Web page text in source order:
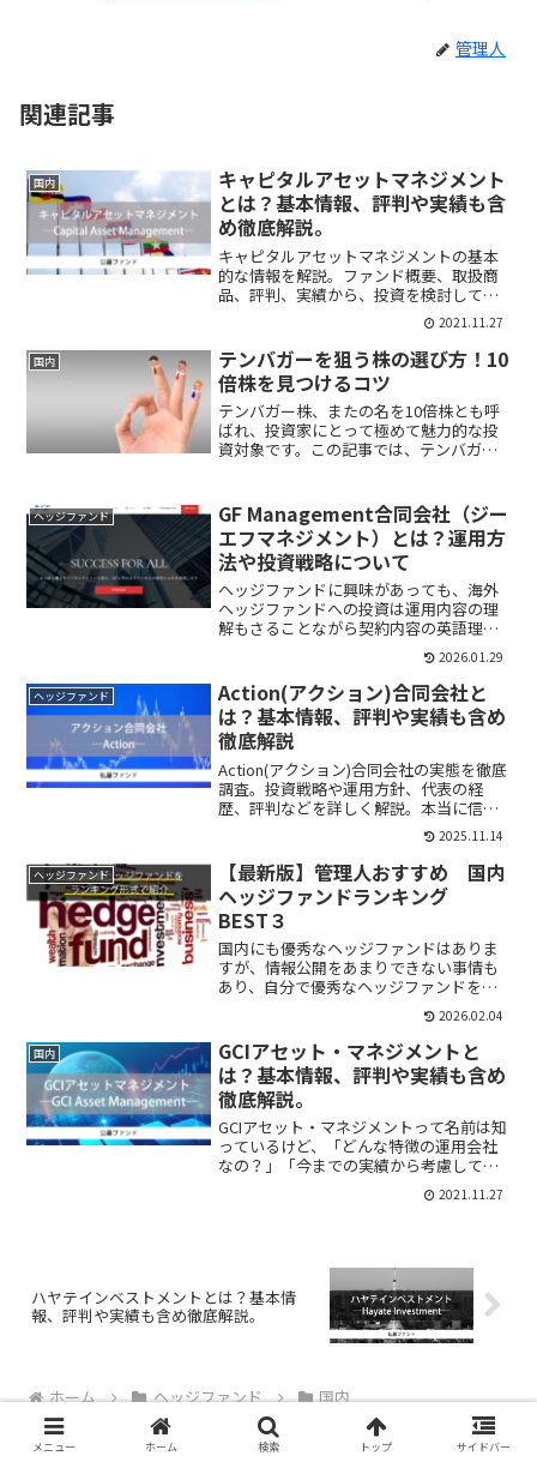
管理人
関連記事
国内
キャピタルアセットマネジメント
とは？基本情報、評判や実績も含
め徹底解説。
キャピタルアセットマネジメントの基本
的な情報を解説。ファンド概要、取扱商
品、評判、実績から、投資を検討してい
る人向けに注意点やどんな人向けのファ
2021.11.27
国内
テンバガーを狙う株の選び方！10
倍株を見つけるコツ
テンバガー株、またの名を10倍株とも呼
ばれ、投資家にとって極めて魅力的な投
資対象です。この記事では、テンバガー
を大きく高める方法を伝授します。
ヘッジファンド
GF Management合同会社（ジー
エフマネジメント）とは？運用方
法や投資戦略について
ヘッジファンドに興味があっても、海外
ヘッジファンドへの投資は運用内容の理
解もさることながら契約内容の英語理解
などのハードルが高いので抵抗がある方
も多いかと思います。日本のヘッジファ
ンドであれば、投資の敷居が低くなるの
で、代表的な投資先であるGF
Management合同会社に興味を持った方
も多いことでしょう。
2026.01.29
ヘッジファンド
Action(アクション)合同会社と
は？基本情報、評判や実績も含め
徹底解説
Action(アクション)合同会社の実態を徹底
調査。投資戦略や運用方針、代表の経
歴、評判などを詳しく解説。本当に信頼
できるヘッジファンドなのか、客観的な
2025.11.14
ヘッジファンド
【最新版】管理人おすすめ 国内
ヘッジファンドランキング
BEST３
国内にも優秀なヘッジファンドはありま
すが、情報公開をあまりできない事情も
あり、自分で優秀なヘッジファンドを探
すのは簡単ではありません。そこで国内
の優秀なヘッジファンドをランキング形
式で３つ紹介します。
2026.02.04
国内
GCIアセット・マネジメントと
は？基本情報、評判や実績も含め
徹底解説。
GCIアセット・マネジメントって名前は知
っているけど、「どんな特徴の運用会社
なの？」「今までの実績から考慮して、
投資先として信用できるの？」そんな疑
問をお持ちで、現在調べているのではな
2021.11.27
ハヤテインベストメントとは？基本情
報、評判や実績も含め徹底解説。
ホーム ヘッジファンド 国内
メニュー ホーム 検索 トップ サイドバー